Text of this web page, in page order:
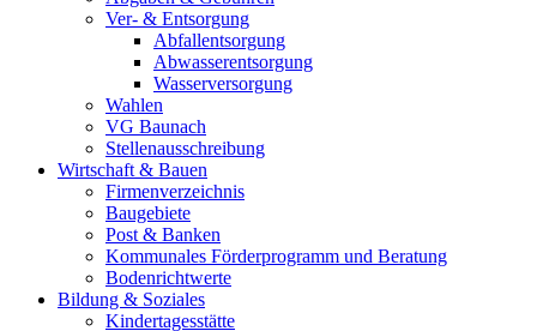
Ver- & Entsorgung
Abfallentsorgung
Abwasserentsorgung
Wasserversorgung
Wahlen
VG Baunach
Stellenausschreibung
Wirtschaft & Bauen
Firmenverzeichnis
Baugebiete
Post & Banken
Kommunales Förderprogramm und Beratung
Bodenrichtwerte
Bildung & Soziales
Kindertagesstätte